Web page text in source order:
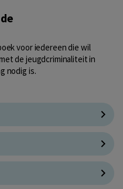
voor iedereen die wil
de jeugdcriminaliteit in
nodig is.